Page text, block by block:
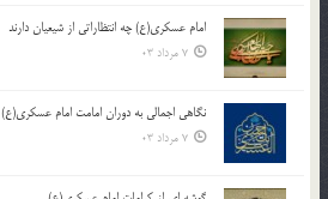
امام عسکری(ع) چه انتظاراتی از شیعیان دارند
7 مرداد 03
نگاهی اجمالی به دوران امامت امام عسکری(ع)
7 مرداد 03